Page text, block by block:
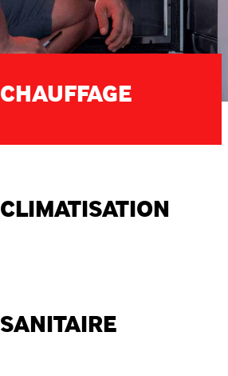
CHAUFFAGE
CLIMATISATION
SANITAIRE